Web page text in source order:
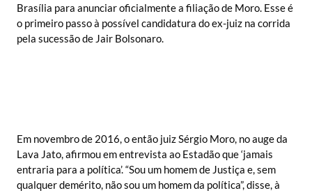
Brasília para anunciar oficialmente a filiação de Moro. Esse é
o primeiro passo à possível candidatura do ex-juiz na corrida
pela sucessão de Jair Bolsonaro.
Em novembro de 2016, o então juiz Sérgio Moro, no auge da
Lava Jato, afirmou em entrevista ao Estadão que ‘jamais
entraria para a política’. “Sou um homem de Justiça e, sem
qualquer demérito, não sou um homem da política”, disse, à